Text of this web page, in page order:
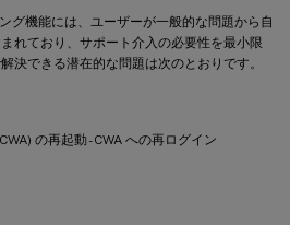
グ機能には、ユーザーが一般的な問題から自
れており、サポート介入の必要性を最小限
決できる潜在的な問題は次のとおりです。
の再起動 - CWA への再ログイン